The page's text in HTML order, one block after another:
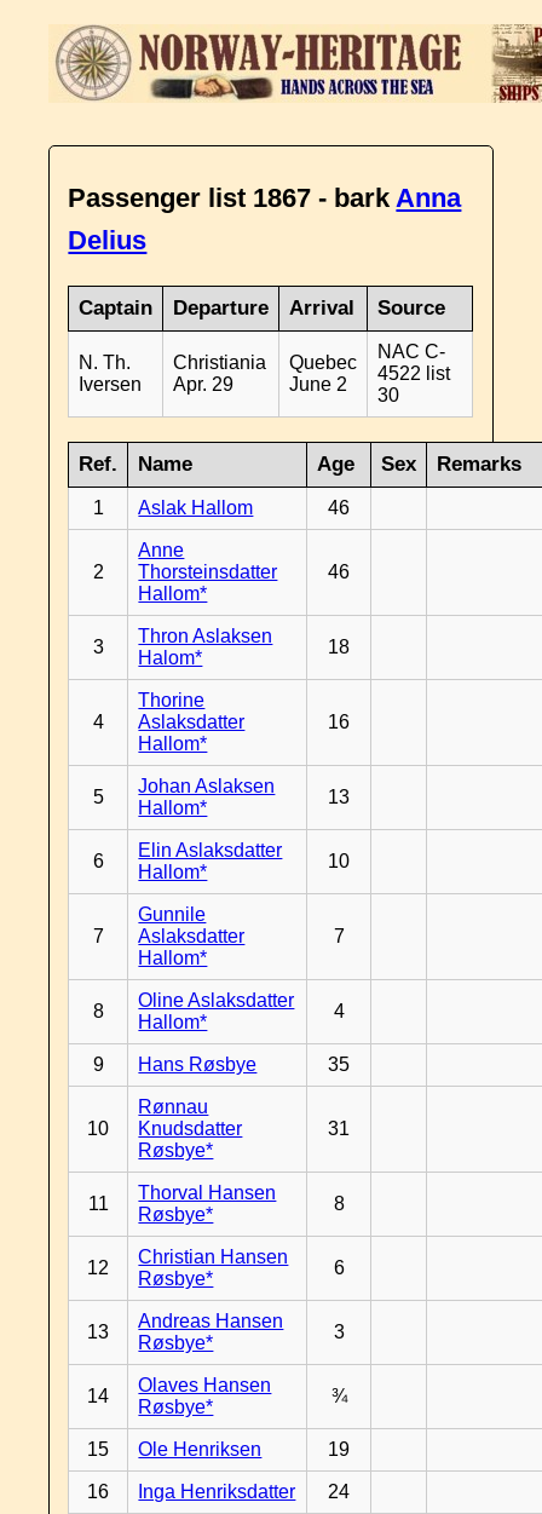
Passenger list 1867 - barkAnna
Delius
Captain Departure Arrival Source
N. Th.
Iversen
Christiania
Apr. 29
Quebec
June 2
NAC C-
4522 list
30
Ref. Name Age Sex Remarks
1 Aslak Hallom 46
2
Anne
Thorsteinsdatter
Hallom*
46
3
Thron Aslaksen
Halom*
18
4
Thorine
Aslaksdatter
Hallom*
16
5
Johan Aslaksen
Hallom*
13
6
Elin Aslaksdatter
Hallom*
10
7
Gunnile
Aslaksdatter
Hallom*
7
8
Oline Aslaksdatter
Hallom*
4
9 Hans Røsbye 35
10
Rønnau
Knudsdatter
Røsbye*
31
11
Thorval Hansen
Røsbye*
8
12
Christian Hansen
Røsbye*
6
13
Andreas Hansen
Røsbye*
3
14
Olaves Hansen
Røsbye*
¾
15 Ole Henriksen 19
16 Inga Henriksdatter 24